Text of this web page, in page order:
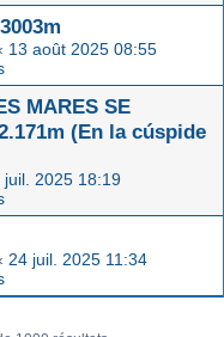
13 août 2025 08:55
MARES SE
(En la cúspide
juil. 2025 18:19
24 juil. 2025 11:34